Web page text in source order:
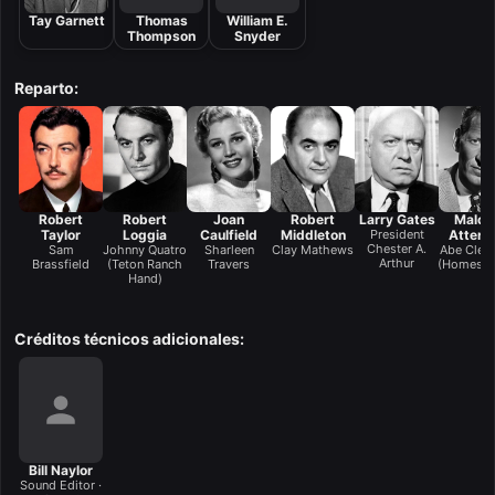
Tay Garnett
Thomas
Thompson
William E.
Snyder
Reparto:
Robert
Taylor
Sam
Brassfield
Robert
Loggia
Johnny Quatro
(Teton Ranch
Hand)
Joan
Caulfield
Sharleen
Travers
Robert
Middleton
Clay Mathews
Larry Gates
President
Chester A.
Arthur
Abe
Créditos técnicos adicionales:
Bill Naylor
Sound Editor ·